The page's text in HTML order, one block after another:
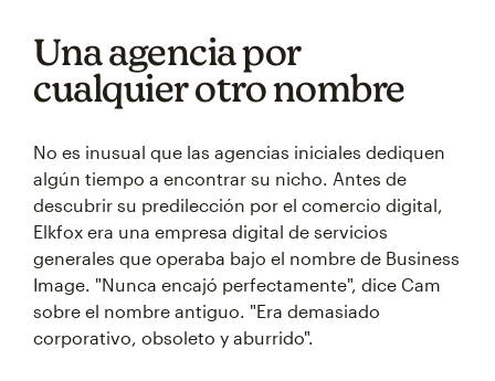
Una agencia por
cualquier otro nombre
No es inusual que las agencias iniciales dediquen
algún tiempo a encontrar su nicho. Antes de
descubrir su predilección por el comercio digital,
Elkfox era una empresa digital de servicios
generales que operaba bajo el nombre de Business
Image. "Nunca encajó perfectamente", dice Cam
sobre el nombre antiguo. "Era demasiado
corporativo, obsoleto y aburrido".